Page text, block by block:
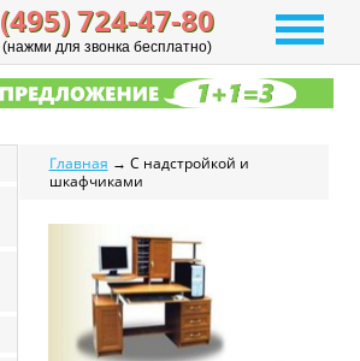
(495) 724-47-80
(нажми для звонка бесплатно)
Главная → С надстройкой и
шкафчиками